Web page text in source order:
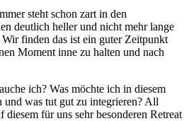
steht schon zart in den
deutlich heller und nicht mehr lange
finden das ist ein guter Zeitpunkt
Moment inne zu halten und nach
ich? Was möchte ich in diesem
und was tut gut zu integrieren? All
diesem für uns sehr besonderen Retreat